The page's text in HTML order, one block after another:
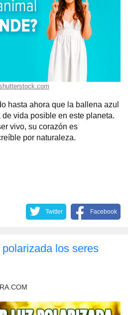
hasta ahora que la ballena azul
vida posible en este planeta.
vivo, su corazón es
por naturaleza.
Twitter Facebook
los seres